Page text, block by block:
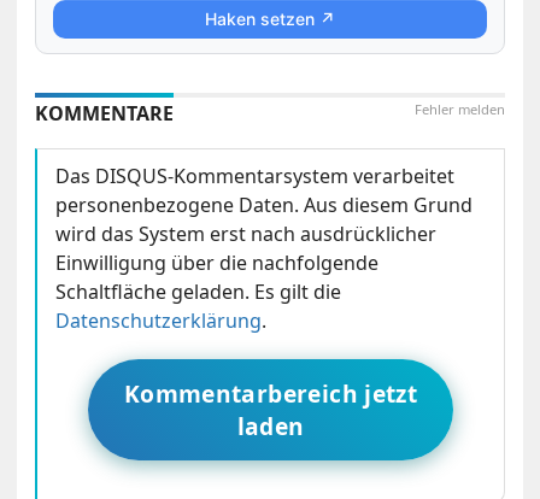
Haken setzen ↗
Fehler melden
KOMMENTARE
Das DISQUS-Kommentarsystem verarbeitet
personenbezogene Daten. Aus diesem Grund
wird das System erst nach ausdrücklicher
Einwilligung über die nachfolgende
Schaltfläche geladen. Es gilt die
Datenschutzerklärung.
Kommentarbereich jetzt
laden